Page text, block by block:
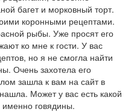
багет и морковный торт.
коронными рецептами.
рыбы. Уже просят его
ко мне к гости. У вас
но я не смогла найти
Очень захотела его
зашла к вам на сайт в
Может у вас есть какой
именно говядины.